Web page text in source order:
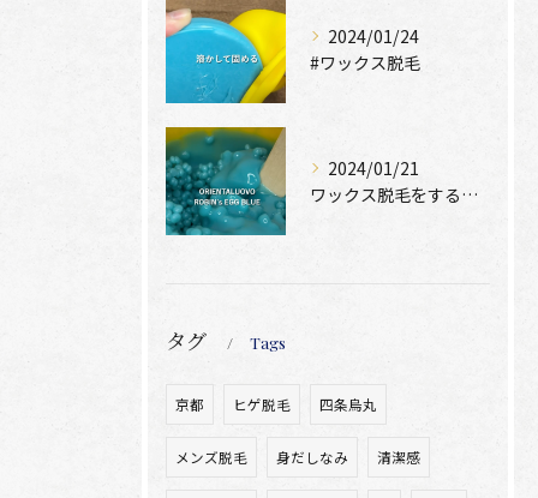
2024/01/24
#ワックス脱毛
2024/01/21
ワックス脱毛をするために絶位必要なのは、
タグ Tags
京都 ヒゲ脱毛 四条烏丸
メンズ脱毛 身だしなみ 清潔感